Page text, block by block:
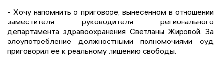
- Хочу напомнить о приговоре, вынесенном в отношении
заместителя руководителя регионального
департамента здравоохранения Светланы Жировой. За
злоупотребление должностными полномочиями суд
приговорил ее к реальному лишению свободы.